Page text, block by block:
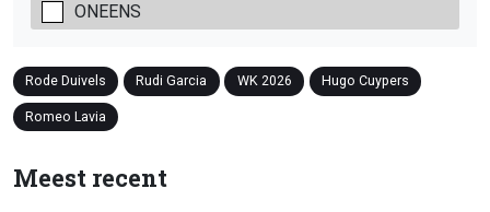
ONEENS
Rode Duivels Rudi Garcia WK 2026 Hugo Cuypers
Romeo Lavia
Meest recent